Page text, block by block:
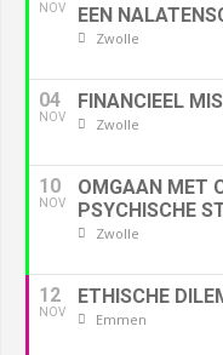
NOV
EEN
Zwolle
04
NOV
FINANCIEEL
Zwolle
10
NOV
OMGAAN MET
PSYCHISCHE
Zwolle
12
NOV
ETHISCHE
Emmen